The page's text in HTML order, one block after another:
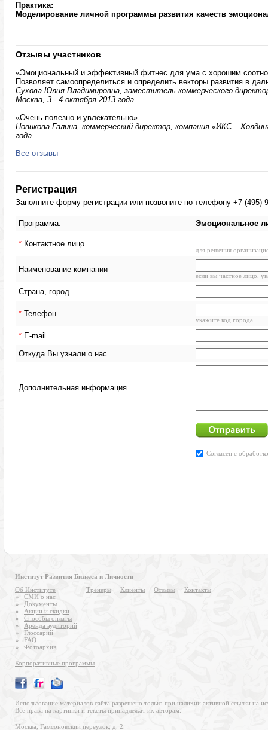
Практика:
Моделирование личной программы развития качеств
Отзывы участников
«Эмоциональный и эффективный фитнес для ума с хорошим
Позволяет самоопределиться и определить векторы развития в
Сухова Юлия Владимировна, заместитель коммерческого
Москва, 3 - 4 октября 2013 года
«Очень полезно и увлекательно»
Новикова Галина, коммерческий директор, компания «ИКС –
года
Все отзывы
Регистрация
Заполните форму регистрации или позвоните по телефону +7 (495)
Институт Развития Бизнеса и Личности
Об Институте
СМИ о нас
Документы
Акции и скидки
Способы оплаты
Аренда аудиторий
Глоссарий
FAQ
Фотоархив
Тренеры Клиенты Отзывы Контакты
Корпоративные программы
Использование материалов сайта разрешено только при наличии активной ссылки на
Все права на картинки и тексты принадлежат их авторам.
Москва, Гамсоновский переулок, д. 2.